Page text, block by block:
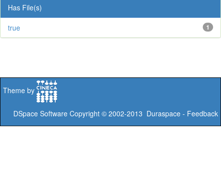
Has File(s)
1
true
Theme by
DSpace Software Copyright © 2002-2013 Duraspace - Feedback